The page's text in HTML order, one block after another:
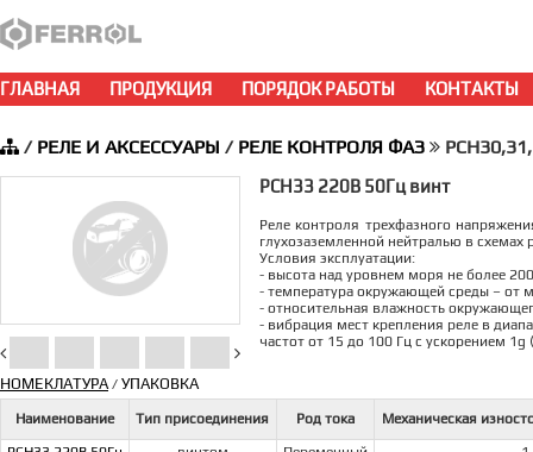
ГЛАВНАЯ ПРОДУКЦИЯ ПОРЯДОК РАБОТЫ КОНТАКТЫ
/ РЕЛЕ И АКСЕССУАРЫ / РЕЛЕ КОНТРОЛЯ ФАЗ
РСН33 220В 50Гц винт
Реле контроля трехфазного
глухозаземленной нейтралью в
Условия эксплуатации:
- высота над уровнем моря не более
- температура окружающей среды – от
- относительная влажность
- вибрация мест крепления реле в
частот от 15 до 100 Гц с ускорением
НОМЕКЛАТУРА/ УПАКОВКА
Наименование Тип присоединения Род тока
Механическая